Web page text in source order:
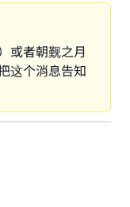
或者朝觐之月
这个消息告知